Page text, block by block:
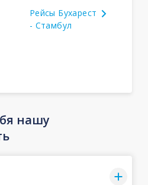
Рейсы Бухарест
- Стамбул
нашу